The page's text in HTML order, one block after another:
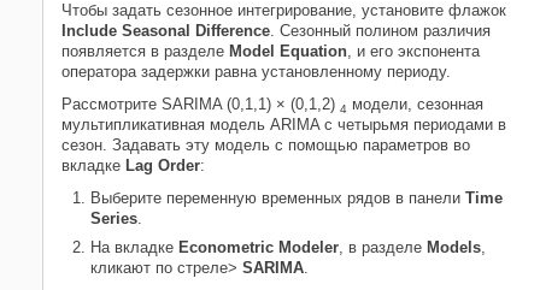
Чтобы задать сезонное интегрирование, установите флажок
Include Seasonal Difference. Сезонный полином различия
появляется в разделе Model Equation, и его экспонента
оператора задержки равна установленному периоду.
Рассмотрите SARIMA (0,1,1) × (0,1,2) 4 модели, сезонная
мультипликативная модель ARIMA с четырьмя периодами в
сезон. Задавать эту модель с помощью параметров во
вкладке Lag Order:
Выберите переменную временных рядов в панели Time
Series.
На вкладке Econometric Modeler, в разделе Models,
кликают по стреле> SARIMA.